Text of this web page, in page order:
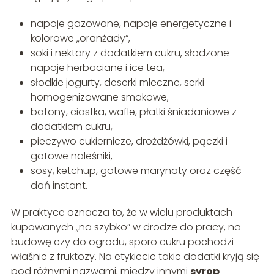
napoje gazowane, napoje energetyczne i
kolorowe „oranżady”,
soki i nektary z dodatkiem cukru, słodzone
napoje herbaciane i ice tea,
słodkie jogurty, deserki mleczne, serki
homogenizowane smakowe,
batony, ciastka, wafle, płatki śniadaniowe z
dodatkiem cukru,
pieczywo cukiernicze, drożdżówki, pączki i
gotowe naleśniki,
sosy, ketchup, gotowe marynaty oraz część
dań instant.
W praktyce oznacza to, że w wielu produktach
kupowanych „na szybko” w drodze do pracy, na
budowę czy do ogrodu, sporo cukru pochodzi
właśnie z fruktozy. Na etykiecie takie dodatki kryją się